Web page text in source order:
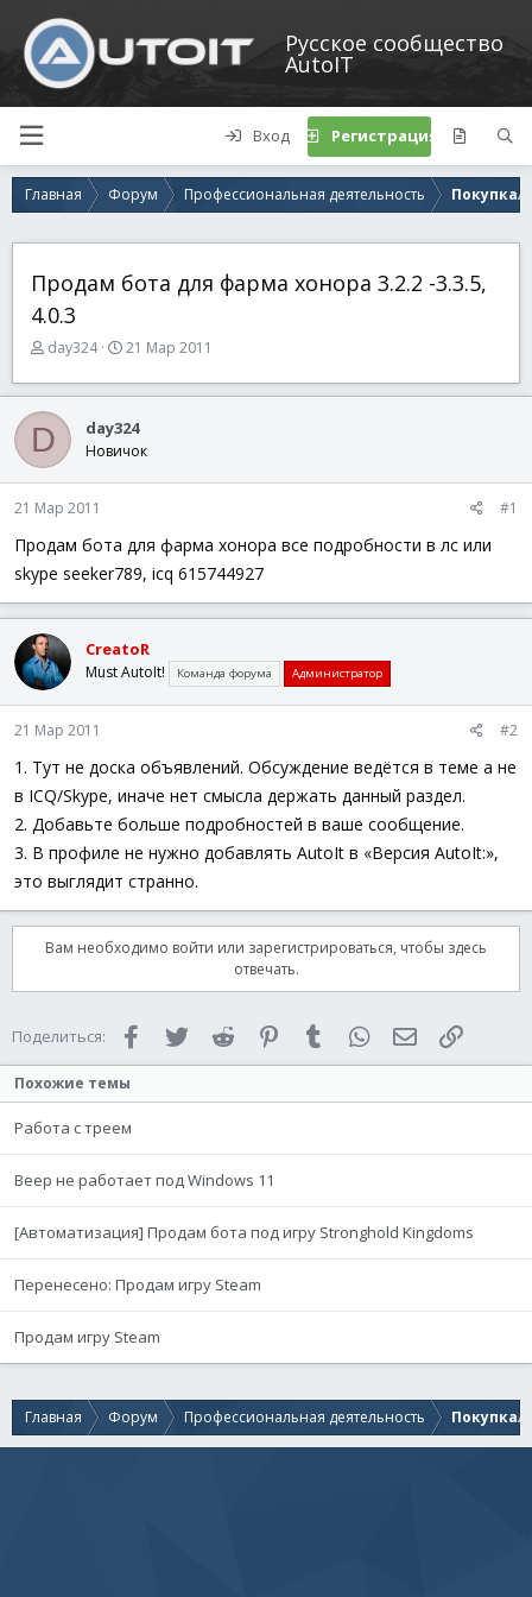
Русское сообщество
AutoIT
Вход Регистрация
Главная Форум Профессиональная деятельность Покупка/
Продам бота для фарма хонора 3.2.2 -3.3.5,
4.0.3
А
т
о
р
т
е
ы
day324
Д
т
н
а
а
21 Мар 2011
D day324
Новичок
21 Мар 2011 #1
Продам бота для фарма хонора все подробности в лс или
skype seeker789, icq 615744927
CreatoR
Must AutoIt! Команда форума Администратор
21 Мар 2011 #2
1. Тут не доска объявлений. Обсуждение ведётся в теме а не
в ICQ/Skype, иначе нет смысла держать данный раздел.
2. Добавьте больше подробностей в ваше сообщение.
3. В профиле не нужно добавлять AutoIt в «Версия AutoIt:»,
это выглядит странно.
Вам необходимо войти или зарегистрироваться, чтобы здесь
отвечать.
Поделиться: FacebookTwitter Reddit PinterestTumblr WhatsAppЭлектронная
Похожие темы
Работа с треем
Beep не работает под Windows 11
[Автоматизация] Продам бота под игру Stronghold Kingdoms
Перенесено: Продам игру Steam
Продам игру Steam
Главная Форум Профессиональная деятельность Покупка/